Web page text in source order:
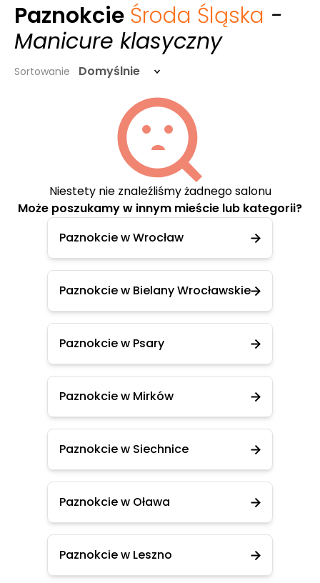
Paznokcie Środa Śląska -
Manicure klasyczny
Sortowanie Domyślnie
Niestety nie znaleźliśmy żadnego salonu
Może poszukamy w innym mieście lub kategorii?
Paznokcie w Wrocław
Paznokcie w Bielany Wrocławskie
Paznokcie w Psary
Paznokcie w Mirków
Paznokcie w Siechnice
Paznokcie w Oława
Paznokcie w Leszno